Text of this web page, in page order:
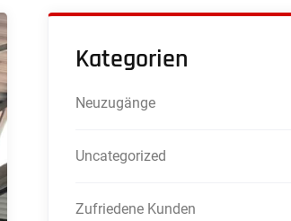
Kategorien
Neuzugänge
Uncategorized
Zufriedene Kunden